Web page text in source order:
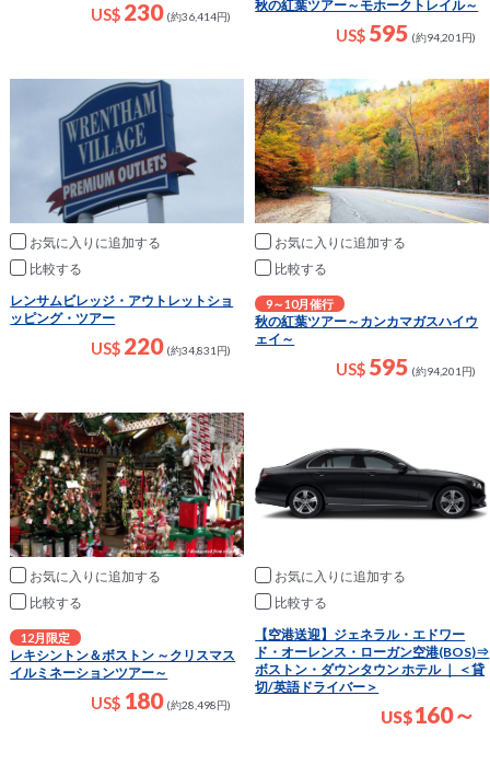
US$ 230 (約36,414円)
秋の紅葉ツアー～モホークトレイル～
US$ 595 (約94,201円)
お気に入りに追加
比較
レンサムビレッジ・アウトレットショ
ッピング・ツアー
US$ 220 (約34,831円)
お気に入りに追加
比較
9～10月催行
秋の紅葉ツアー～カンカマガスハイウ
ェイ～
US$ 595 (約94,201円)
お気に入りに追加
比較
12月限定
レキシントン＆ボストン ～クリスマス
イルミネーションツアー～
US$ 180 (約28,498円)
お気に入りに追加
比較
【空港送迎】ジェネラル・エドワー
ド・オーレンス・ローガン空港(BOS)⇒
ボストン・ダウンタウン ホテル ｜ ＜貸
切/英語ドライバー＞
US$160～